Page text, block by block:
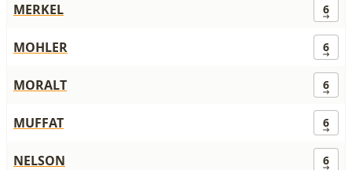
MERKEL 6
MOHLER 6
MORALT 6
MUFFAT 6
NELSON 6